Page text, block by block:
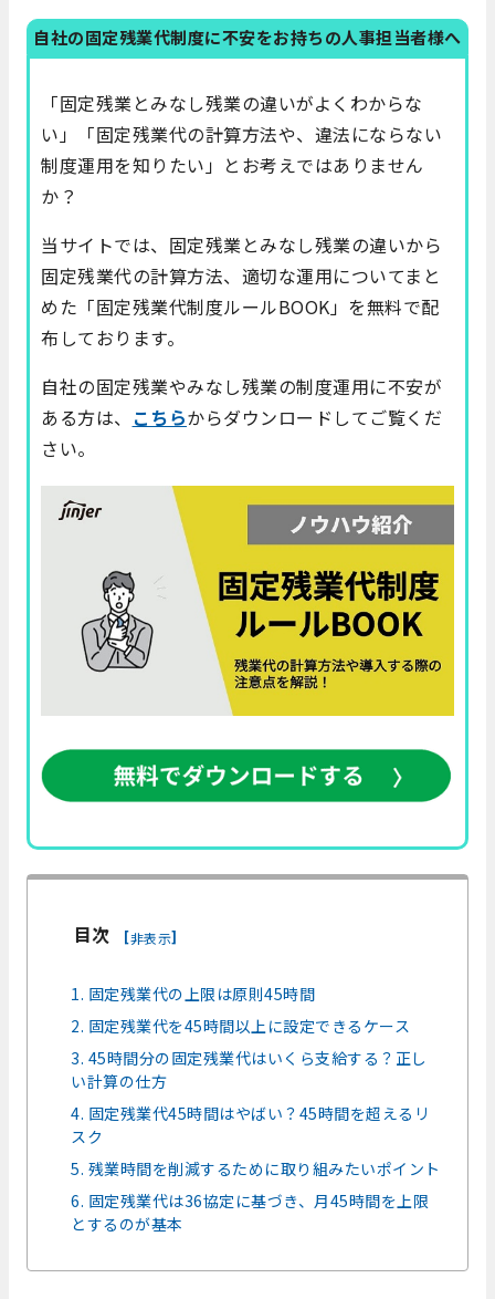
自社の固定残業代制度に不安をお持ちの人事担当者様へ
「固定残業とみなし残業の違いがよくわからな
い」「固定残業代の計算方法や、違法にならない
制度運用を知りたい」とお考えではありません
か？
当サイトでは、固定残業とみなし残業の違いから
固定残業代の計算方法、適切な運用についてまと
めた「固定残業代制度ルールBOOK」を無料で配
布しております。
自社の固定残業やみなし残業の制度運用に不安が
ある方は、 こちらからダウンロードしてご覧くだ
さい。
目次 [非表示]
1. 固定残業代の上限は原則45時間
2. 固定残業代を45時間以上に設定できるケース
3. 45時間分の固定残業代はいくら支給する？正し
い計算の仕方
4. 固定残業代45時間はやばい？45時間を超えるリ
スク
5. 残業時間を削減するために取り組みたいポイント
6. 固定残業代は36協定に基づき、月45時間を上限
とするのが基本